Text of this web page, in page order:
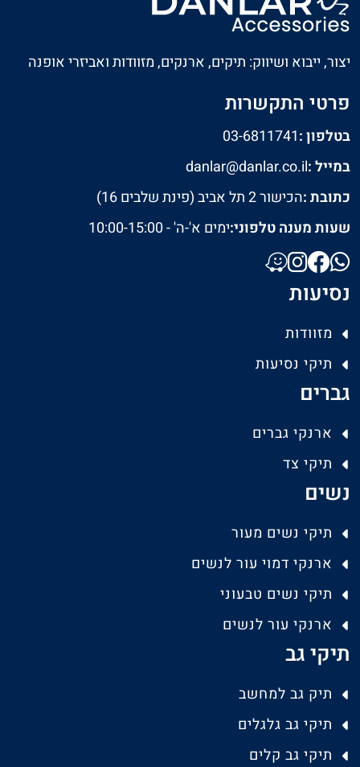
יצור, ייבוא ושיווק: תיקים, ארנקים, מזוודות ואביזרי אופנה
פרטי התקשרות
בטלפון :03-6811741
במייל :danlar@danlar.co.il
כתובת :הכישור 2 תל אביב (פינת שלבים 16)
שעות מענה טלפוני:ימים א'-ה' - 10:00-15:00
נסיעות
מזוודות
תיקי נסיעות
גברים
ארנקי גברים
תיקי צד
נשים
תיקי נשים מעור
ארנקי דמוי עור לנשים
תיקי נשים טבעוני
ארנקי עור לנשים
תיקי גב
תיק גב למחשב
תיקי גב גלגלים
תיקי גב קלים